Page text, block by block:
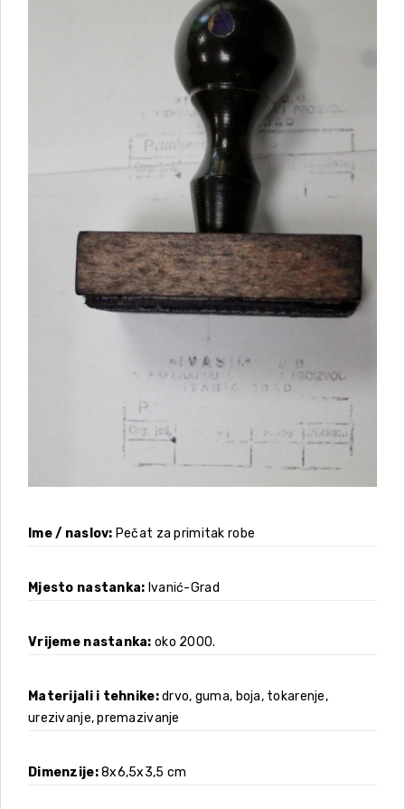
Ime / naslov Pečat za primitak robe
Mjesto nastanka Ivanić-Grad
Vrijeme nastanka oko 2000.
Materijali i tehnike drvo, guma, boja, tokarenje,
urezivanje, premazivanje
Dimenzije 8x6,5x3,5 cm